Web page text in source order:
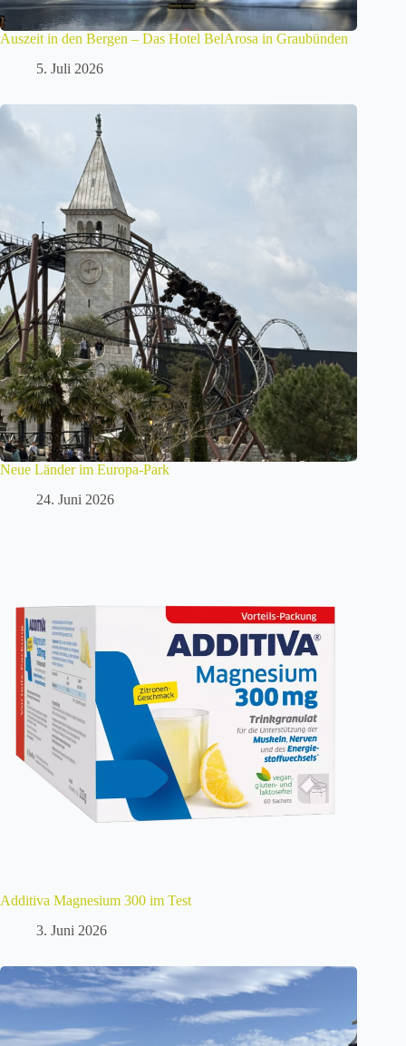
Auszeit in den Bergen – Das Hotel BelArosa in Graubünden
5. Juli 2026
Neue Länder im Europa-Park
24. Juni 2026
Additiva Magnesium 300 im Test
3. Juni 2026